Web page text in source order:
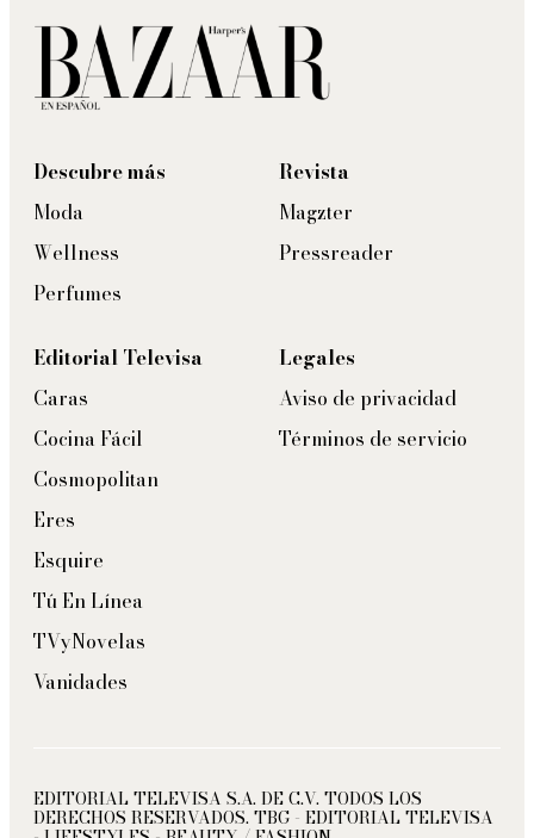
Descubre más
Moda
Wellness
Perfumes
Revista
Magzter
Pressreader
Editorial Televisa
Caras
Cocina Fácil
Cosmopolitan
Eres
Esquire
Tú En Línea
TVyNovelas
Vanidades
Legales
Aviso de privacidad
Términos de servicio
EDITORIAL TELEVISA S.A. DE C.V. TODOS LOS
DERECHOS RESERVADOS. TBG - EDITORIAL TELEVISA